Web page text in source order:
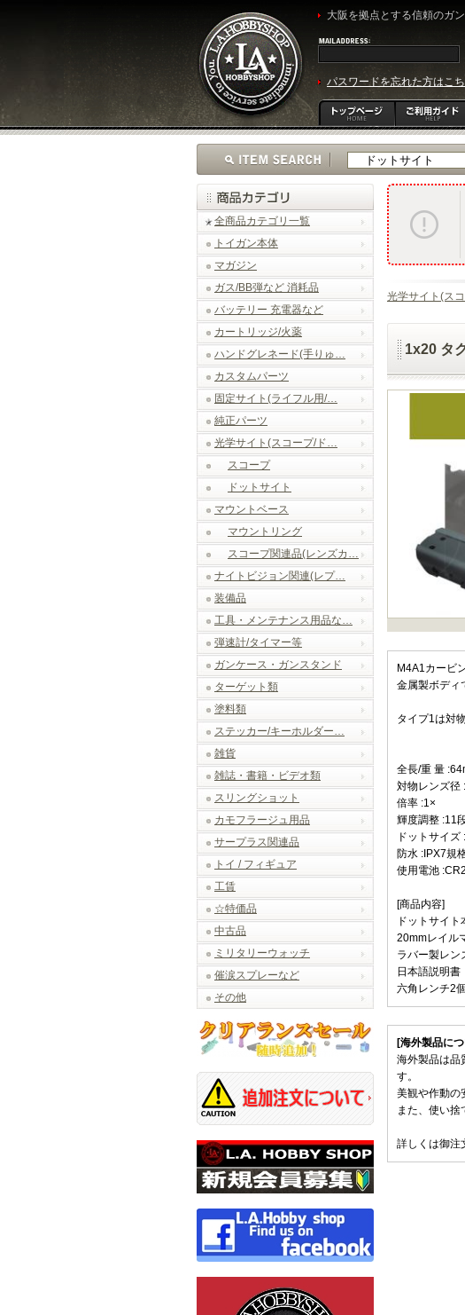
大阪を拠点とする信頼のガ
パスワードを忘れた方はこ
全商品カテゴリ一覧
トイガン本体
マガジン
ガス/BB弾など 消耗品
バッテリー 充電器など
カートリッジ/火薬
ハンドグレネード(手りゅ…
カスタムパーツ
固定サイト(ライフル用/…
純正パーツ
光学サイト(スコープ/ド…
スコープ
ドットサイト
マウントベース
マウントリング
スコープ関連品(レンズカ…
ナイトビジョン関連(レプ…
装備品
工具・メンテナンス用品な…
弾速計/タイマー等
ガンケース・ガンスタンド
ターゲット類
塗料類
ステッカー/キーホルダー…
雑貨
雑誌・書籍・ビデオ類
スリングショット
カモフラージュ用品
サープラス関連品
トイ / フィギュア
工賃
☆特価品
中古品
ミリタリーウォッチ
催涙スプレーなど
その他
光学サイト(ス
1x20 タ
M4A1カービ
金属製ボディ
タイプ1は対
全長/重 量
対物レンズ径
倍率 :1×
輝度調整 :11
ドットサイズ
防水 :IPX7規
使用電池
[商品内容]
ドットサイト
20mmレイル
ラバー製レン
日本語説明書
六角レンチ2個
[海外製品に
海外製品は品
す。
美観や作動の
また、使い捨
詳しくは御注